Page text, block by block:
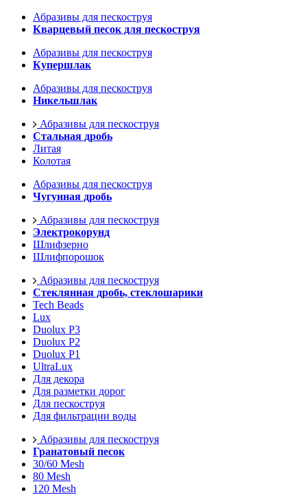
Абразивы для пескоструя
Кварцевый песок для пескоструя
Абразивы для пескоструя
Купершлак
Абразивы для пескоструя
Никельшлак
Абразивы для пескоструя
Стальная дробь
Литая
Колотая
Абразивы для пескоструя
Чугунная дробь
Абразивы для пескоструя
Электрокорунд
Шлифзерно
Шлифпорошок
Абразивы для пескоструя
Стеклянная дробь, стеклошарики
Tech Beads
Lux
Duolux P3
Duolux P2
Duolux P1
UltraLux
Для декора
Для разметки дорог
Для пескоструя
Для фильтрации воды
Абразивы для пескоструя
Гранатовый песок
30/60 Mesh
80 Mesh
120 Mesh